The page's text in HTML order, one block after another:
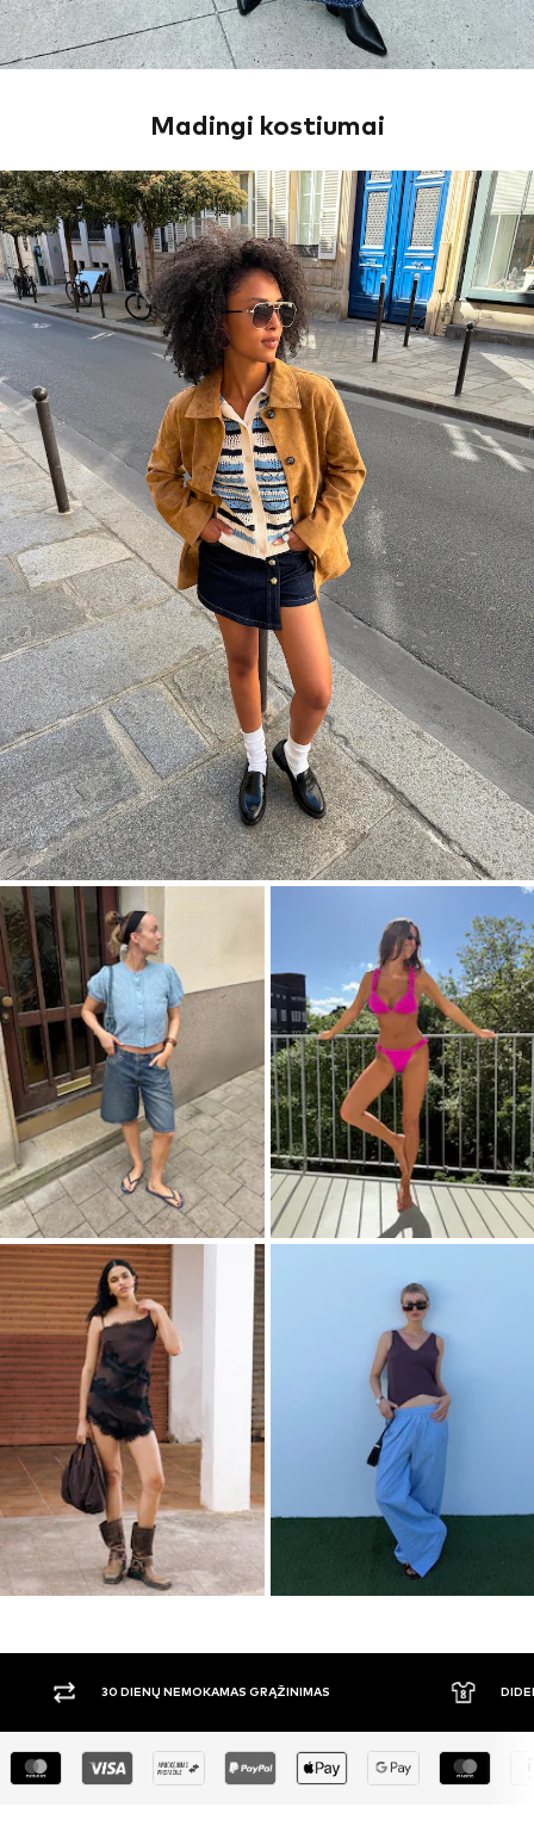
Madingi kostiumai
30 DIENŲ NEMOKAMAS GRĄŽINIMAS